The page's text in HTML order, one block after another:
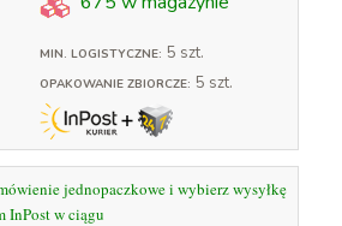
MIN. LOGISTYCZNE: 5 szt.
OPAKOWANIE ZBIORCZE: 5 szt.
jednopaczkowe i wybierz wysyłkę
InPost w ciągu